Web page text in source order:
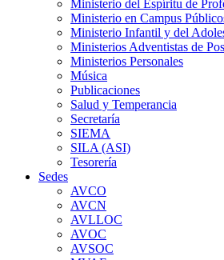
Ministerio del Espíritu de
Ministerio en Campus
Ministerio Infantil y del
Ministerios Adventistas de
Ministerios Personales
Música
Publicaciones
Salud y Temperancia
Secretaría
SIEMA
SILA (ASI)
Tesorería
Sedes
AVCO
AVCN
AVLLOC
AVOC
AVSOC